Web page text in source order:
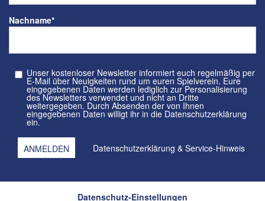
Nachname*
Unser kostenloser Newsletter informiert euch regelmäßig per
E-Mail über Neuigkeiten rund um euren Spielverein. Eure
eingegebenen Daten werden lediglich zur Personalisierung
des Newsletters verwendet und nicht an Dritte
weitergegeben. Durch Absenden der von Ihnen
eingegebenen Daten willigt ihr in die Datenschutzerklärung
ein.
Datenschutzerklärung & Service-Hinweis
Datenschutz-Einstellungen